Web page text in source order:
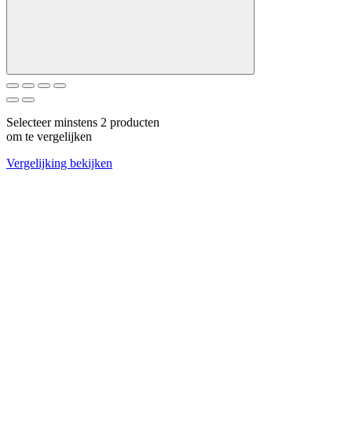
Selecteer minstens 2 producten
om te vergelijken
Vergelijking bekijken